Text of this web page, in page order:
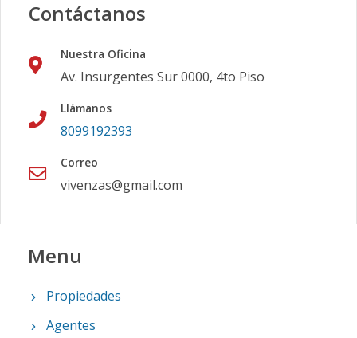
Contáctanos
Nuestra Oficina
Av. Insurgentes Sur 0000, 4to Piso
Llámanos
8099192393
Correo
vivenzas@gmail.com
Menu
Propiedades
Agentes